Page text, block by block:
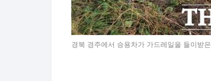
경북 경주에서 승용차가 가드레일을 들이받